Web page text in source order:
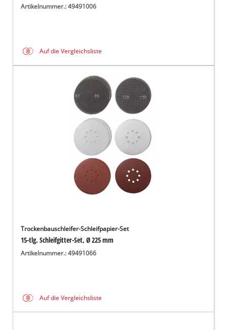
Artikelnummer.: 49491006
Auf die Vergleichsliste
Trockenbauschleifer-Schleifpapier-Set
15-tlg. Schleifgitter-Set, Ø 225 mm
Artikelnummer.: 49491066
Auf die Vergleichsliste